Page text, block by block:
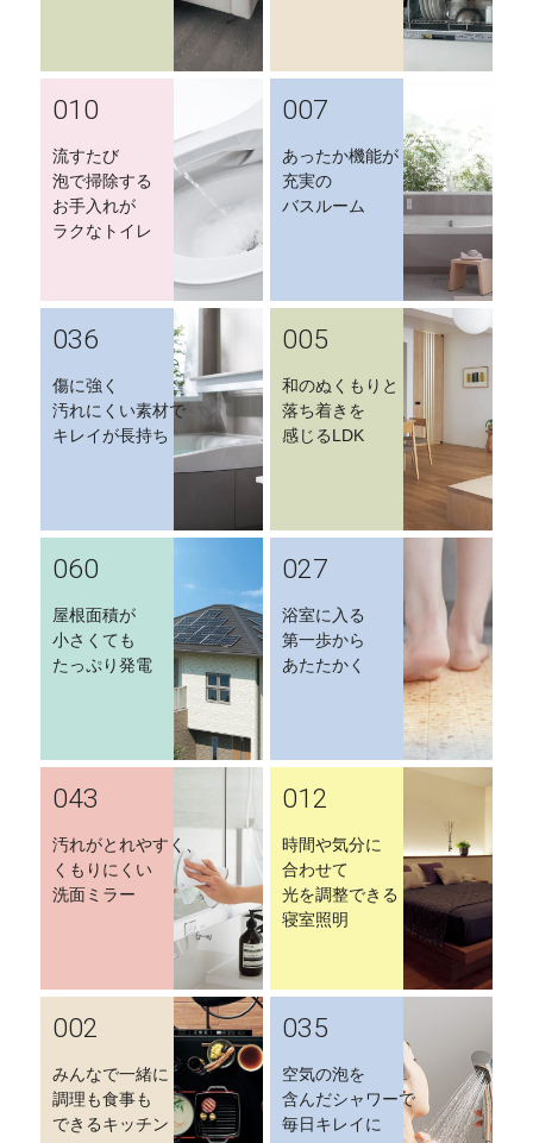
010
流すたび
泡で掃除する
お手入れが
ラクなトイレ
007
あったか機能が
充実の
バスルーム
036
傷に強く
汚れにくい素材で
キレイが長持ち
005
和のぬくもりと
落ち着きを
感じるLDK
060
屋根面積が
小さくても
たっぷり発電
027
浴室に入る
第一歩から
あたたかく
043
汚れがとれやすく、
くもりにくい
洗面ミラー
012
時間や気分に
合わせて
光を調整できる
寝室照明
002
みんなで一緒に
調理も食事も
できるキッチン
035
空気の泡を
含んだシャワーで
毎日キレイに